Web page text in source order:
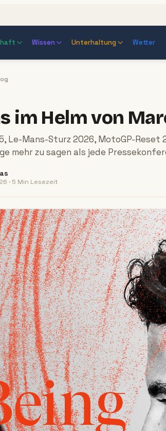
Wissen Unterhaltung Wetter
im Helm von
Le-Mans-Sturz 2026, MotoGP-Reset
mehr zu sagen als jede
· 5 Min Lesezeit